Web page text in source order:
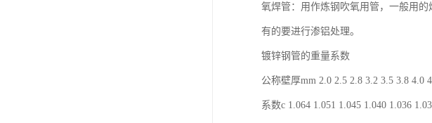
氧焊管：用作炼钢吹氧用管，一般用的
有的要进行渗铝处理。
镀锌钢管的重量系数
公称壁厚mm 2.0 2.5 2.8 3.2 3.5 3.8 4.0
系数c 1.064 1.051 1.045 1.040 1.036